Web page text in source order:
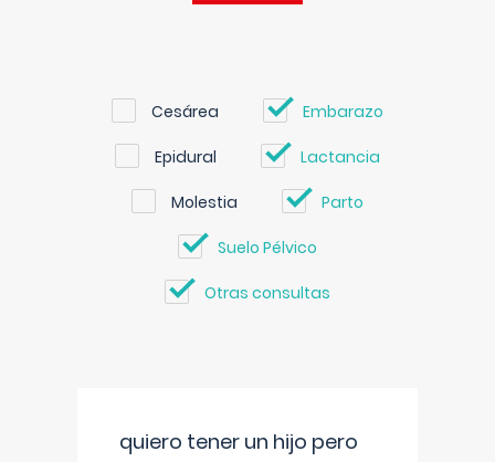
Cesárea Embarazo
Epidural Lactancia
Molestia Parto
Suelo Pélvico
Otras consultas
quiero tener un hijo pero